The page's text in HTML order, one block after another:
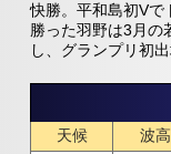
快勝。平和島初Vで
勝った羽野は3月
し、グランプリ初
天候
波高